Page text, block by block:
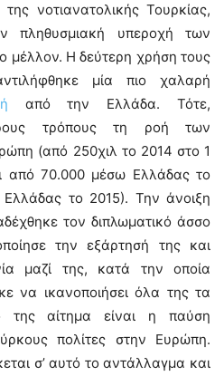
νοτιανατολικής Τουρκίας,
πληθυσμιακή υπεροχή των
μέλλον. Η δεύτερη χρήση τους
μία πιο χαλαρή
από την Ελλάδα. Τότε,
τρόπους τη ροή των
(από 250χιλ το 2014 στο 1
από 70.000 μέσω Ελλάδας το
το 2015). Την άνοιξη
τον διπλωματικό άσσο
την εξάρτησή της και
μαζί της, κατά την οποία
να ικανοποιήσει όλα της τα
της αίτημα είναι η παύση
πολίτες στην Ευρώπη.
σ’ αυτό το αντάλλαγμα και